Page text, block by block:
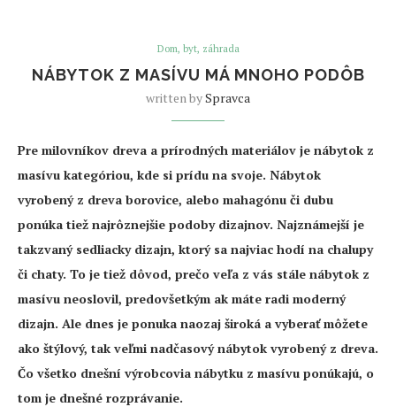
Dom, byt, záhrada
NÁBYTOK Z MASÍVU MÁ MNOHO PODÔB
written bySpravca
Pre milovníkov dreva a prírodných materiálov je nábytok z
masívu kategóriou, kde si prídu na svoje. Nábytok
vyrobený z dreva borovice, alebo mahagónu či dubu
ponúka tiež najrôznejšie podoby dizajnov. Najznámejší je
takzvaný sedliacky dizajn, ktorý sa najviac hodí na chalupy
či chaty. To je tiež dôvod, prečo veľa z vás stále nábytok z
masívu neoslovil, predovšetkým ak máte radi moderný
dizajn. Ale dnes je ponuka naozaj široká a vyberať môžete
ako štýlový, tak veľmi nadčasový nábytok vyrobený z dreva.
Čo všetko dnešní výrobcovia nábytku z masívu ponúkajú, o
tom je dnešné rozprávanie.